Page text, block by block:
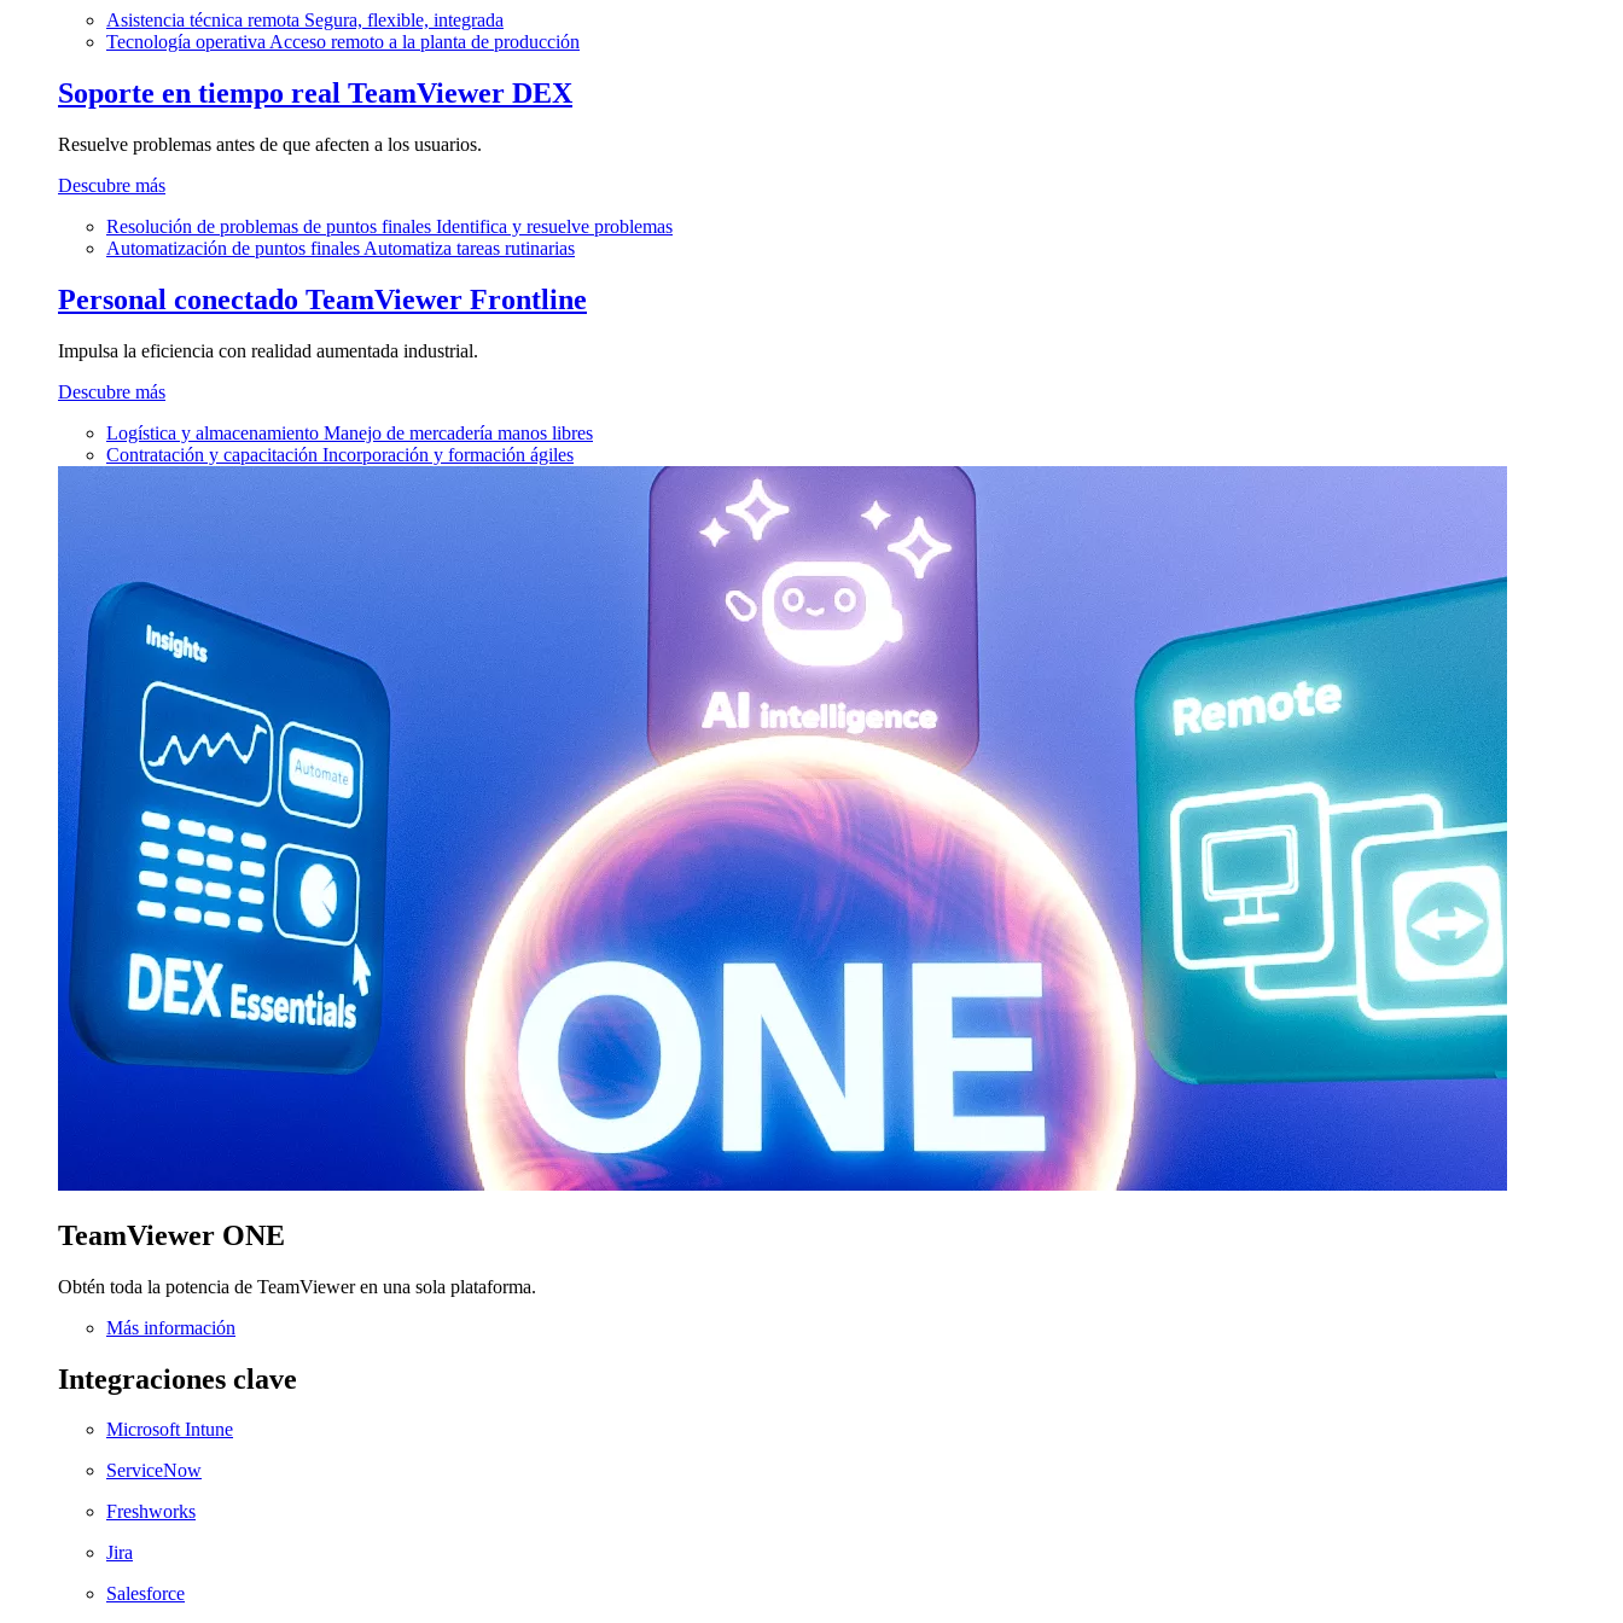
Asistencia técnica remota Segura, flexible, integrada
Tecnología operativa Acceso remoto a la planta de producción
Soporte en tiempo real TeamViewer DEX
Resuelve problemas antes de que afecten a los usuarios.
Descubre más
Resolución de problemas de puntos finales Identifica y resuelve problemas
Automatización de puntos finales Automatiza tareas rutinarias
Personal conectado TeamViewer Frontline
Impulsa la eficiencia con realidad aumentada industrial.
Descubre más
Logística y almacenamiento Manejo de mercadería manos libres
Contratación y capacitación Incorporación y formación ágiles
TeamViewer ONE
Obtén toda la potencia de TeamViewer en una sola plataforma.
Más información
Integraciones clave
Microsoft Intune
ServiceNow
Freshworks
Jira
Salesforce